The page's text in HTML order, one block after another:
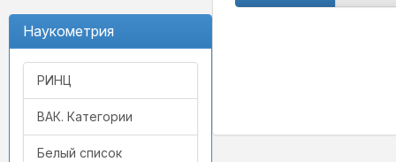
Наукометрия
РИНЦ
ВАК. Категории
Белый список